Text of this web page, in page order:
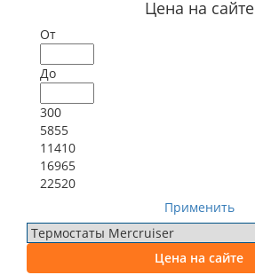
Цена на сайте
От
До
300
5855
11410
16965
22520
Применить
Цена на сайте